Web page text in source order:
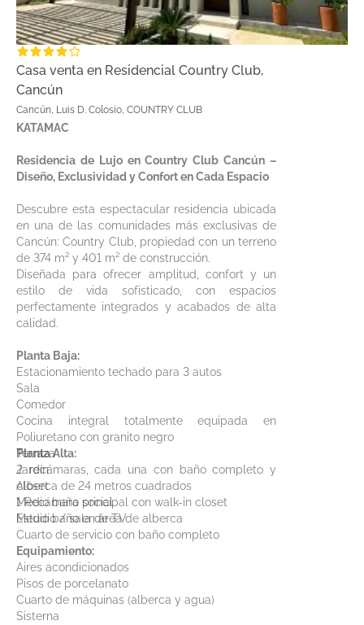
Casa venta en Residencial Country Club,
Cancún
Cancún, Luis D. Colosio, COUNTRY CLUB
KATAMAC
Residencia de Lujo en Country Club Cancún –
Diseño, Exclusividad y Confort en Cada Espacio
Descubre esta espectacular residencia ubicada
en una de las comunidades más exclusivas de
Cancún: Country Club, propiedad con un terreno
de 374 m² y 401 m² de construcción.
Diseñada para ofrecer amplitud, confort y un
estilo de vida sofisticado, con espacios
perfectamente integrados y acabados de alta
calidad.
Planta Baja:
Estacionamiento techado para 3 autos
Sala
Comedor
Cocina integral totalmente equipada en
Poliuretano con granito negro
Terraza
Jardín
Alberca de 24 metros cuadrados
Medio baño social
Medio baño en área de alberca
Cuarto de servicio con baño completo
Planta Alta:
2 recámaras, cada una con baño completo y
clóset
1 Recámara principal con walk-in closet
Estudio / sala de TV
Equipamiento:
Aires acondicionados
Pisos de porcelanato
Cuarto de máquinas (alberca y agua)
Sisterna